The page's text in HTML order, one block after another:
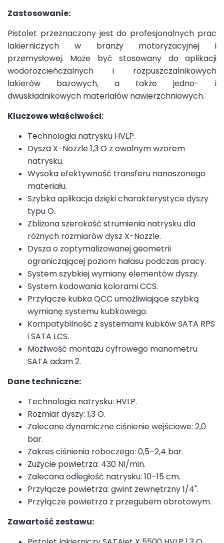
Zastosowanie:
Pistolet przeznaczony jest do profesjonalnych prac
lakierniczych w branży motoryzacyjnej i
przemysłowej. Może być stosowany do aplikacji
wodorozcieńczalnych i rozpuszczalnikowych
lakierów bazowych, a także jedno- i
dwuskładnikowych materiałów nawierzchniowych.
Kluczowe właściwości:
Technologia natrysku HVLP.
Dysza X-Nozzle 1,3 O z owalnym wzorem
natrysku.
Wysoka efektywność transferu nanoszonego
materiału.
Szybka aplikacja dzięki charakterystyce dyszy
typu O.
Zbliżona szerokość strumienia natrysku dla
różnych rozmiarów dysz X-Nozzle.
Dysza o zoptymalizowanej geometrii
ograniczającej poziom hałasu podczas pracy.
System szybkiej wymiany elementów dyszy.
System kodowania kolorami CCS.
Przyłącze kubka QCC umożliwiające szybką
wymianę systemu kubkowego.
Kompatybilność z systemami kubków SATA RPS
i SATA LCS.
Możliwość montażu cyfrowego manometru
SATA adam 2.
Dane techniczne:
Technologia natrysku: HVLP.
Rozmiar dyszy: 1,3 O.
Zalecane dynamiczne ciśnienie wejściowe: 2,0
bar.
Zakres ciśnienia roboczego: 0,5–2,4 bar.
Zużycie powietrza: 430 Nl/min.
Zalecana odległość natrysku: 10–15 cm.
Przyłącze powietrza: gwint zewnętrzny 1/4".
Przyłącze powietrza z przegubem obrotowym.
Zawartość zestawu: